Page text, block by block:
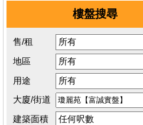
樓盤搜尋
售/租
地區
用途
大廈/街道
建築面積